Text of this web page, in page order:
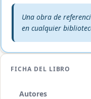
Veredicto editorial:
Una obra de
en cualquier
FICHA DEL LIBRO
Autores